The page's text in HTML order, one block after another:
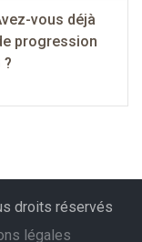
vous déjà
progression
?
droits réservés
légales